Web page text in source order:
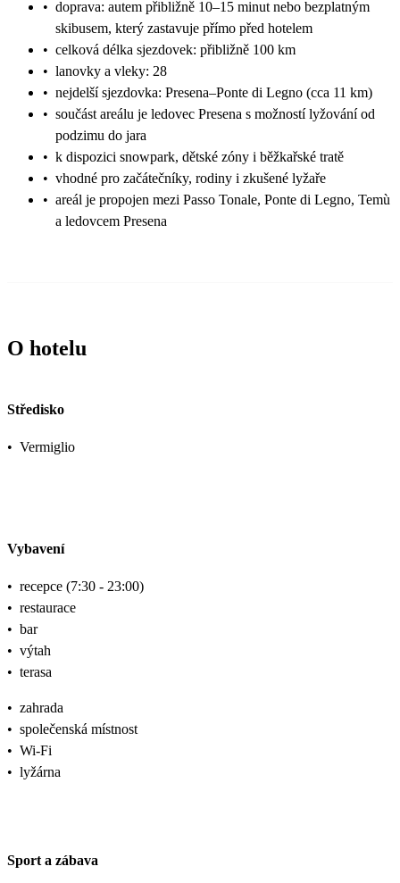
• doprava: autem přibližně 10–15 minut nebo bezplatným
skibusem, který zastavuje přímo před hotelem
• celková délka sjezdovek: přibližně 100 km
• lanovky a vleky: 28
• nejdelší sjezdovka: Presena–Ponte di Legno (cca 11 km)
• součást areálu je ledovec Presena s možností lyžování od
podzimu do jara
• k dispozici snowpark, dětské zóny i běžkařské tratě
• vhodné pro začátečníky, rodiny i zkušené lyžaře
• areál je propojen mezi Passo Tonale, Ponte di Legno, Temù
a ledovcem Presena
O hotelu
Středisko
• Vermiglio
Vybavení
• recepce (7:30 - 23:00)
• restaurace
• bar
• výtah
• terasa
• zahrada
• společenská místnost
• Wi-Fi
• lyžárna
Sport a zábava